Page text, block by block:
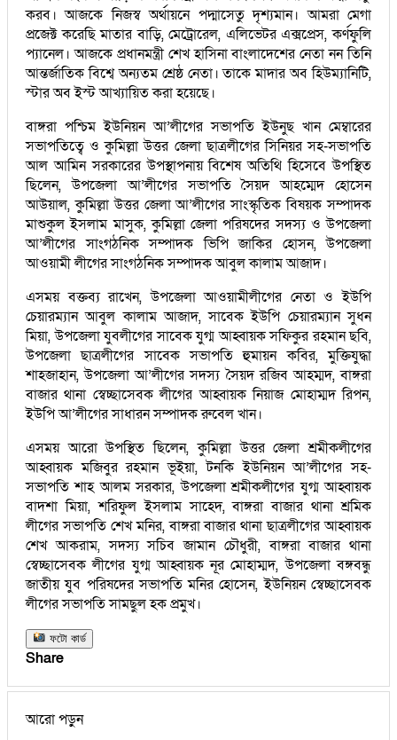
করব। আজকে নিজস্ব অর্থায়নে পদ্মাসেতু দৃশ্যমান। আমরা মেগা
প্রজেক্ট করেছি মাতার বাড়ি, মেট্রোরেল, এলিভেটর এক্সপ্রেস, কর্ণফুলি
প্যানেল। আজকে প্রধানমন্ত্রী শেখ হাসিনা বাংলাদেশের নেতা নন তিনি
আন্তর্জাতিক বিশ্বে অন্যতম শ্রেষ্ঠ নেতা। তাকে মাদার অব হিউম্যানিটি,
স্টার অব ইস্ট আখ্যায়িত করা হয়েছে।
বাঙ্গরা পশ্চিম ইউনিয়ন আ’লীগের সভাপতি ইউনুছ খান মেম্বারের
সভাপতিত্বে ও কুমিল্লা উত্তর জেলা ছাত্রলীগের সিনিয়র সহ-সভাপতি
আল আমিন সরকারের উপস্থাপনায় বিশেষ অতিথি হিসেবে উপস্থিত
ছিলেন, উপজেলা আ’লীগের সভাপতি সৈয়দ আহম্মেদ হোসেন
আউয়াল, কুমিল্লা উত্তর জেলা আ’লীগের সাংস্কৃতিক বিষয়ক সম্পাদক
মাশুকুল ইসলাম মাসুক, কুমিল্লা জেলা পরিষদের সদস্য ও উপজেলা
আ’লীগের সাংগঠনিক সম্পাদক ভিপি জাকির হোসন, উপজেলা
আওয়ামী লীগের সাংগঠনিক সম্পাদক আবুল কালাম আজাদ।
এসময় বক্তব্য রাখেন, উপজেলা আওয়ামীলীগের নেতা ও ইউপি
চেয়ারম্যান আবুল কালাম আজাদ, সাবেক ইউপি চেয়ারম্যান সুধন
মিয়া, উপজেলা যুবলীগের সাবেক যুগ্ম আহ্বায়ক সফিকুর রহমান ছবি,
উপজেলা ছাত্রলীগের সাবেক সভাপতি হুমায়ন কবির, মুক্তিযুদ্ধা
শাহজাহান, উপজেলা আ’লীগের সদস্য সৈয়দ রজিব আহম্মদ, বাঙ্গরা
বাজার থানা স্বেচ্ছাসেবক লীগের আহ্বায়ক নিয়াজ মোহাম্মদ রিপন,
ইউপি আ’লীগের সাধারন সম্পাদক রুবেল খান।
এসময় আরো উপস্থিত ছিলেন, কুমিল্লা উত্তর জেলা শ্রমীকলীগের
আহ্বায়ক মজিবুর রহমান ভূইয়া, টনকি ইউনিয়ন আ’লীগের সহ-
সভাপতি শাহ আলম সরকার, উপজেলা শ্রমীকলীগের যুগ্ম আহ্বায়ক
বাদশা মিয়া, শরিফুল ইসলাম সাহেদ, বাঙ্গরা বাজার থানা শ্রমিক
লীগের সভাপতি শেখ মনির, বাঙ্গরা বাজার থানা ছাত্রলীগের আহ্বায়ক
শেখ আকরাম, সদস্য সচিব জামান চৌধুরী, বাঙ্গরা বাজার থানা
স্বেচ্ছাসেবক লীগের যুগ্ম আহ্বায়ক নূর মোহাম্মদ, উপজেলা বঙ্গবন্ধু
জাতীয় যুব পরিষদের সভাপতি মনির হোসেন, ইউনিয়ন স্বেচ্ছাসেবক
লীগের সভাপতি সামছুল হক প্রমুখ।
ফটো কার্ড
Share
আরো পড়ুন